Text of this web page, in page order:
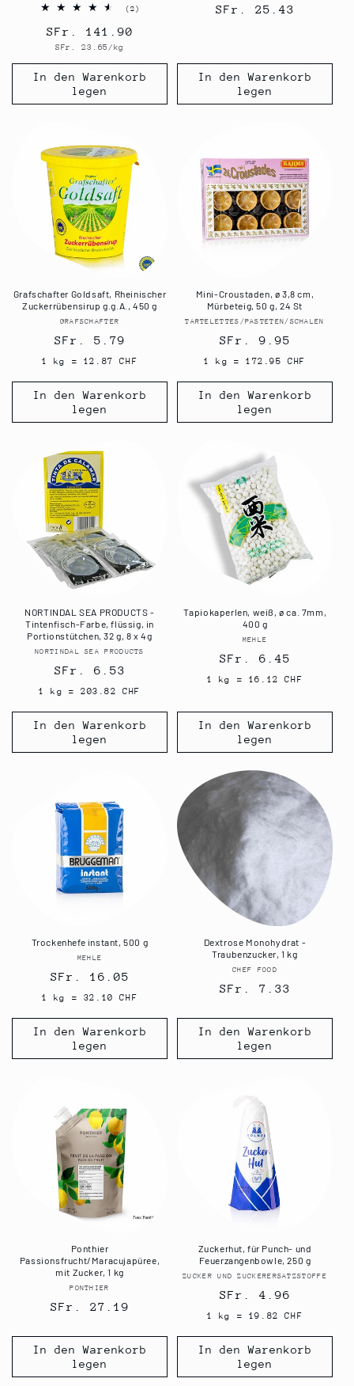
(2)
Normaler
Preis
SFr. 141.90
Grundpreis
SFr. 23.65/kg
In den Warenkorb
legen
Normaler
SFr. 25.43
In den Warenkorb
legen
Grafschafter Goldsaft, Rheinischer
Zuckerrübensirup g.g.A., 450 g
Anbieter:
GRAFSCHAFTER
Normaler
Preis
SFr. 5.79
1 kg = 12.87 CHF
In den Warenkorb
legen
Mini-Croustaden, ø 3,8 cm,
Mürbeteig, 50 g, 24 St
Anbieter:
TARTELETTES/PASTETEN/SCHALEN
Normaler
Preis
SFr. 9.95
1 kg = 172.95 CHF
In den Warenkorb
legen
NORTINDAL SEA PRODUCTS -
Tintenfisch-Farbe, flüssig, in
Portionstütchen, 32 g, 8 x 4g
Anbieter:
NORTINDAL SEA PRODUCTS
Normaler
Preis
SFr. 6.53
1 kg = 203.82 CHF
In den Warenkorb
legen
Tapiokaperlen, weiß, ø ca. 7mm,
400 g
Anbieter:
MEHLE
Normaler
Preis
SFr. 6.45
1 kg = 16.12 CHF
In den Warenkorb
legen
Trockenhefe instant, 500 g
Anbieter:
MEHLE
Normaler
Preis
SFr. 16.05
1 kg = 32.10 CHF
In den Warenkorb
legen
Dextrose Monohydrat -
Traubenzucker, 1 kg
Anbieter:
CHEF FOOD
Normaler
SFr. 7.33
In den Warenkorb
legen
Ponthier
Passionsfrucht/Maracujapüree,
mit Zucker, 1 kg
Anbieter:
PONTHIER
Normaler
SFr. 27.19
In den Warenkorb
legen
Zuckerhut, für Punch- und
Feuerzangenbowle, 250 g
Anbieter:
ZUCKER UND ZUCKERERSATZSTOFFE
Normaler
Preis
SFr. 4.96
1 kg = 19.82 CHF
In den Warenkorb
legen